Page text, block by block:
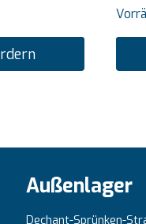
Außenlager
Dechant-Sprünken-